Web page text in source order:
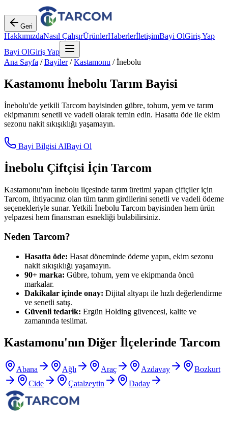
Geri
HakkımızdaNasıl ÇalışırÜrünlerHaberlerİletişimBayi OlGiriş Yap
Bayi OlGiriş Yap
Ana Sayfa /Bayiler/Kastamonu /İnebolu
Kastamonu İnebolu Tarım Bayisi
İnebolu'de yetkili Tarcom bayisinden gübre, tohum, yem ve tarım
ekipmanını senetli ve vadeli olarak temin edin. Hasatta öde ile ekim
sezonu nakit sıkışıklığı yaşamayın.
Bayi Bilgisi AlBayi Ol
İnebolu Çiftçisi İçin Tarcom
Kastamonu'nın İnebolu ilçesinde tarım üretimi yapan çiftçiler için
Tarcom, ihtiyacınız olan tüm tarım girdilerini senetli ve vadeli ödeme
seçenekleriyle sunar. Yetkili İnebolu Tarcom bayisinden hem ürün
yelpazesi hem finansman esnekliği bulabilirsiniz.
Neden Tarcom?
Hasatta öde: Hasat döneminde ödeme yapın, ekim sezonu
nakit sıkışıklığı yaşamayın.
90+ marka: Gübre, tohum, yem ve ekipmanda öncü
markalar.
Dakikalar içinde onay: Dijital altyapı ile hızlı değerlendirme
ve senetli satış.
Güvenli tedarik: Ergün Holding güvencesi, kalite ve
zamanında teslimat.
Kastamonu'nın Diğer İlçelerinde Tarcom
Abana Ağlı Araç Azdavay
Bozkurt
Cide
Çatalzeytin Daday